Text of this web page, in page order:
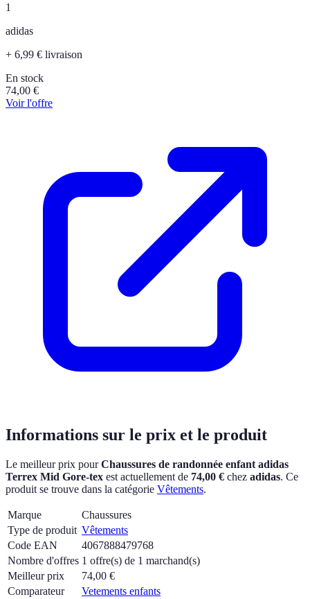
1
adidas
+ 6,99 € livraison
En stock
74,00 €
Voir l'offre
Informations sur le prix et le produit
Le meilleur prix pourChaussures de randonnée enfant adidas
Terrex Mid Gore-tex est actuellement de 74,00 € chez adidas. Ce
produit se trouve dans la catégorie Vêtements.
Marque
Chaussures
Type de produit Vêtements
Code EAN
4067888479768
Nombre d'offres 1 offre(s) de 1 marchand(s)
Meilleur prix
74,00 €
Comparateur
Vetements enfants